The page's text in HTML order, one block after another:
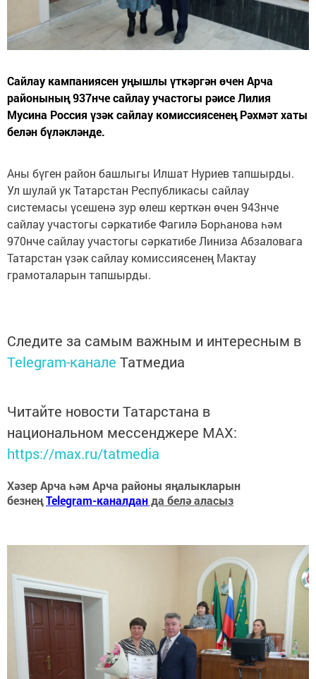
Сайлау кампаниясен уңышлы үткәргән өчен Арча
районының 937нче сайлау участогы рәисе Лилия
Мусина Россия үзәк сайлау комиссиясенең Рәхмәт хаты
белән бүләкләнде.
Аны бүген район башлыгы Илшат Нуриев тапшырды.
Ул шулай ук Татарстан Республикасы сайлау
системасы үсешенә зур өлеш керткән өчен 943нче
сайлау участогы сәркатибе Фагилә Борһанова һәм
970нче сайлау участогы сәркатибе Линиза Абзаловага
Татарстан үзәк сайлау комиссиясенең Мактау
грамоталарын тапшырды.
Следите за самым важным и интересным в
Telegram-канале Татмедиа
Читайте новости Татарстана в
национальном мессенджере MАХ:
https://max.ru/tatmedia
Хәзер Арча һәм Арча районы яңалыкларын
безнеңTelegram-каналданда белә аласыз